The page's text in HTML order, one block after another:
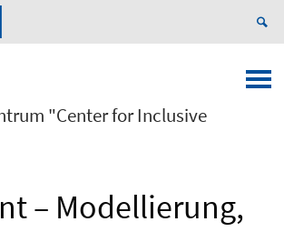
"Center for Inclusive
– Modellierung,